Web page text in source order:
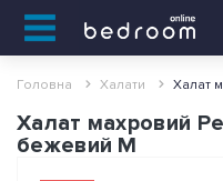
Головна Халати Халат
Халат махровий
бежевий M